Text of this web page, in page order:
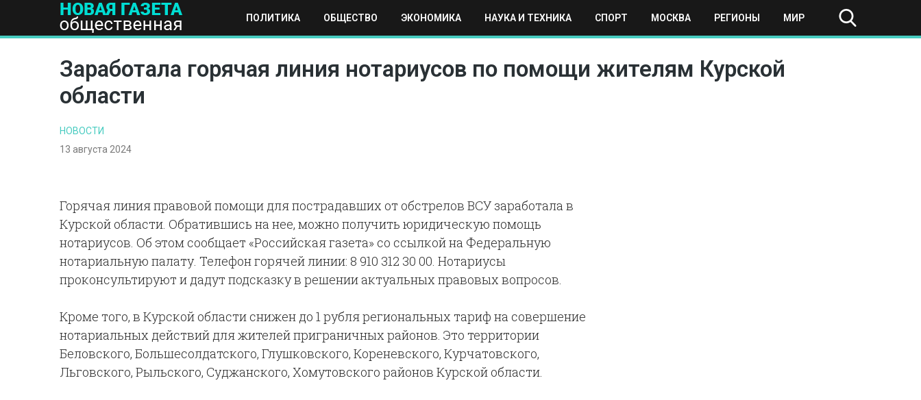
ПОЛИТИКА ОБЩЕСТВО ЭКОНОМИКА НАУКА И ТЕХНИКА СПОРТ МОСКВА РЕГИОНЫ МИР
ПОЛИТИКА ОБЩЕСТВО ЭКОНОМИКА НАУКА И ТЕХНИКА СПОРТ МОСКВА РЕГИОНЫ МИР
Заработала горячая линия нотариусов по помощи жителям Курской
области
НОВОСТИ
13 августа 2024
Горячая линия правовой помощи для пострадавших от обстрелов ВСУ заработала в
Курской области. Обратившись на нее, можно получить юридическую помощь
нотариусов. Об этом сообщает «Российская газета» со ссылкой на Федеральную
нотариальную палату. Телефон горячей линии: 8 910 312 30 00. Нотариусы
проконсультируют и дадут подсказку в решении актуальных правовых вопросов.
Кроме того, в Курской области снижен до 1 рубля региональных тариф на совершение
нотариальных действий для жителей приграничных районов. Это территории
Беловского, Большесолдатского, Глушковского, Кореневского, Курчатовского,
Льговского, Рыльского, Суджанского, Хомутовского районов Курской области.